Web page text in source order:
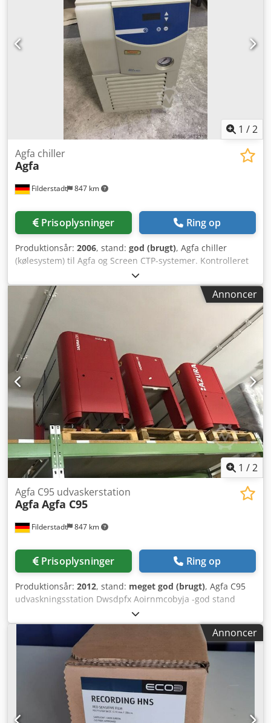
1 /2
Filderstadt 847 km
Agfa chiller
Agfa
Prisoplysninger Ring op
Produktionsår: 2006, stand: god (brugt), Agfa chiller
(kølesystem) til Agfa og Screen CTP-systemer. Kontrolleret
og testet, Djdpfx Aedtr A Tsbyewa
Annoncer
1 /2
Filderstadt 847 km
Agfa C95 udvaskerstation
Agfa Agfa C95
Prisoplysninger Ring op
Produktionsår: 2012, stand: meget god (brugt), Agfa C95
udvaskningsstation Dwsdpfx Aoirnmcobyja -god stand
Annoncer